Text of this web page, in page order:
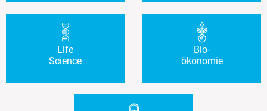
Life
Science
Bio-
ökonomie